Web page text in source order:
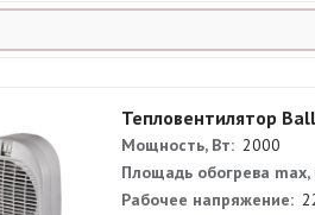
Тепловентилятор
Мощность, Вт: 2000
Площадь обогрева max,
Рабочее напряжение: